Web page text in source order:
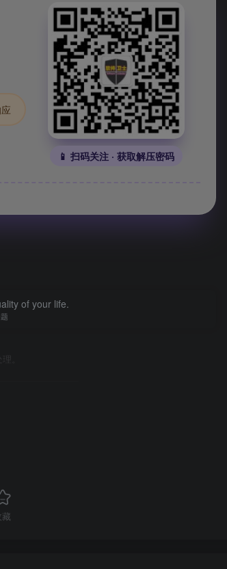
📱 扫码关注 · 获取解压密码
of your life.
。
藏